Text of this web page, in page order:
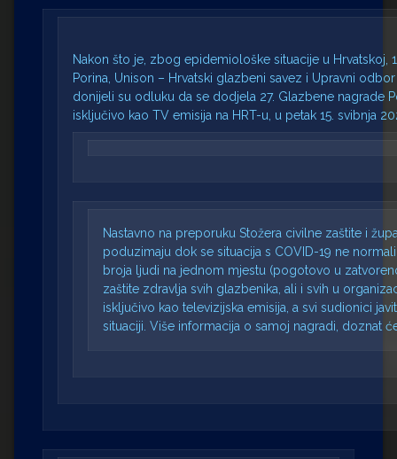
Nakon što je, zbog epidemiološke situacije u Hrvatskoj,
Porina, Unison – Hrvatski glazbeni savez i Upravni
donijeli su odluku da se dodjela 27. Glazbene nagrade
isključivo kao TV emisija na HRT-u, u petak 15. svibnja
Nastavno na preporuku Stožera civilne zaštite i
poduzimaju dok se situacija s COVID-19 ne
broja ljudi na jednom mjestu (pogotovo u
zaštite zdravlja svih glazbenika, ali i svih u
isključivo kao televizijska emisija, a svi sudionici
situaciji. Više informacija o samoj nagradi, doznat